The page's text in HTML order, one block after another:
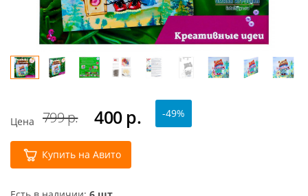
Цена 799 р. 400 р. -49%
Купить на Авито